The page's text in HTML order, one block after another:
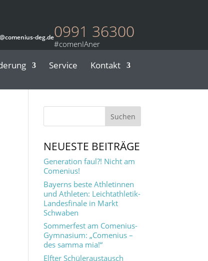
0991 36300
deg.de
Service Kontakt
NEUESTE BEITRÄGE
Generation faul?! Nicht am
Comenius!
Bayerns beste Athletinnen
und Athleten: Leichtathletik-
Landesfinale in Markt
Schwaben
Sommerfest am Comenius-
Gymnasium: „Comenius –
des samma mia!“
Elfter Schüleraustausch